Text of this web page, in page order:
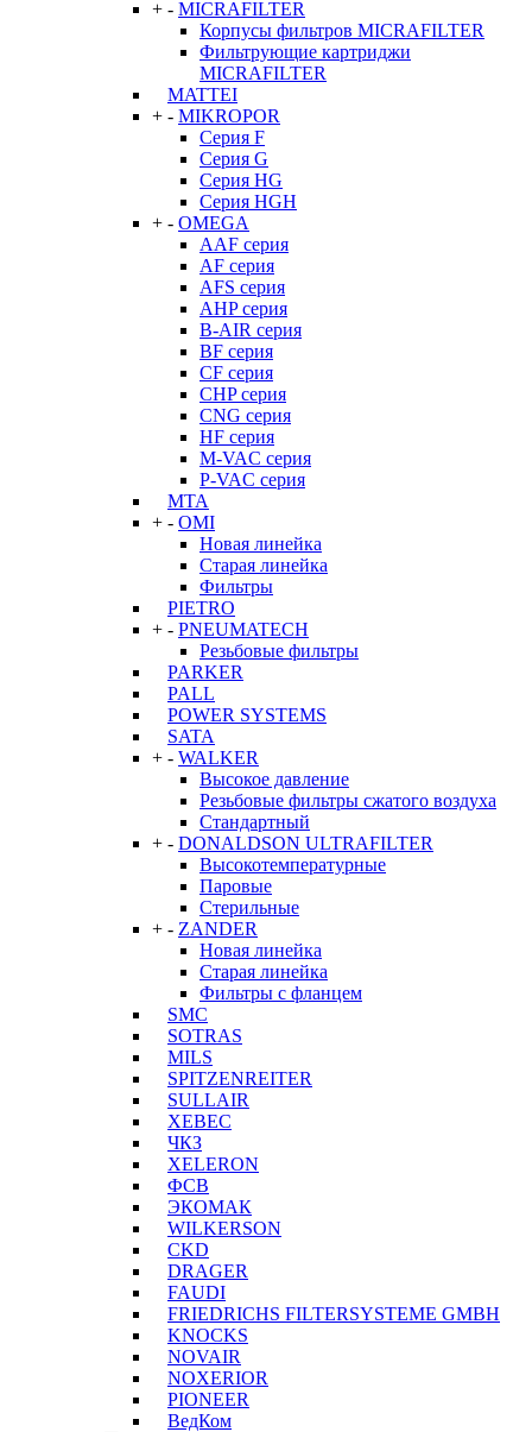
+ - MICRAFILTER
Корпусы фильтров MICRAFILTER
Фильтрующие картриджи
MICRAFILTER
MATTEI
+ - MIKROPOR
Серия F
Серия G
Серия HG
Серия HGH
+ - OMEGA
AAF серия
AF серия
AFS серия
AHP серия
B-AIR серия
BF серия
CF серия
CHP серия
CNG серия
HF серия
M-VAC серия
P-VAC серия
MTA
+ - OMI
Новая линейка
Старая линейка
Фильтры
PIETRO
+ - PNEUMATECH
Резьбовые фильтры
PARKER
PALL
POWER SYSTEMS
SATA
+ - WALKER
Высокое давление
Резьбовые фильтры сжатого воздуха
Стандартный
+ - DONALDSON ULTRAFILTER
Высокотемпературные
Паровые
Стерильные
+ - ZANDER
Новая линейка
Старая линейка
Фильтры с фланцем
SMC
SOTRAS
MILS
SPITZENREITER
SULLAIR
XEBEC
ЧКЗ
XELERON
ФСВ
ЭКОМАК
WILKERSON
CKD
DRAGER
FAUDI
FRIEDRICHS FILTERSYSTEME GMBH
KNOCKS
NOVAIR
NOXERIOR
PIONEER
ВедКом